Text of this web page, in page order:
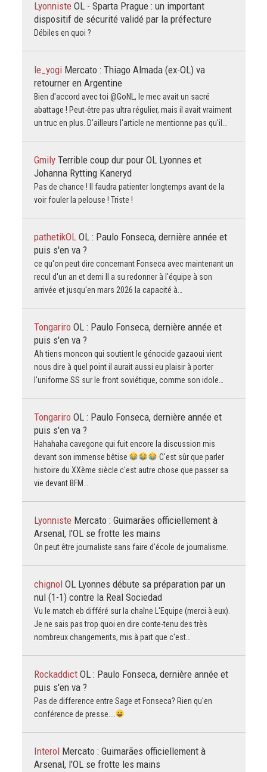
Lyonniste OL - Sparta Prague : un important
dispositif de sécurité validé par la préfecture
Débiles en quoi ?
le_yogi Mercato : Thiago Almada (ex-OL) va
retourner en Argentine
Bien d'accord avec toi @GoNL, le mec avait un sacré
abattage ! Peut-être pas ultra régulier, mais il avait vraiment
un truc en plus. D'ailleurs l'article ne mentionne pas qu'il…
Gmily Terrible coup dur pour OL Lyonnes et
Johanna Rytting Kaneryd
Pas de chance ! Il faudra patienter longtemps avant de la
voir fouler la pelouse ! Triste !
pathetikOL OL : Paulo Fonseca, dernière année et
puis s'en va ?
ce qu'on peut dire concernant Fonseca avec maintenant un
recul d'un an et demi Il a su redonner à l'équipe à son
arrivée et jusqu'en mars 2026 la capacité à…
Tongariro OL : Paulo Fonseca, dernière année et
puis s'en va ?
Ah tiens moncon qui soutient le génocide gazaoui vient
nous dire à quel point il aurait aussi eu plaisir à porter
l'uniforme SS sur le front soviétique, comme son idole…
Tongariro OL : Paulo Fonseca, dernière année et
puis s'en va ?
Hahahaha cavegone qui fuit encore la discussion mis
devant son immense bêtise
C'est sûr que parler
histoire du XXème siècle c'est autre chose que passer sa
vie devant BFM…
Lyonniste Mercato : Guimarães officiellement à
Arsenal, l'OL se frotte les mains
On peut être journaliste sans faire d'école de journalisme.
chignol OL Lyonnes débute sa préparation par un
nul (1-1) contre la Real Sociedad
Vu le match eb différé sur la chaîne L'Equipe (merci à eux).
Je ne sais pas trop quoi en dire conte-tenu des très
nombreux changements, mis à part que c'est…
Rockaddict OL : Paulo Fonseca, dernière année et
puis s'en va ?
Pas de difference entre Sage et Fonseca? Rien qu'en
conférence de presse....
Interol Mercato : Guimarães officiellement à
Arsenal, l'OL se frotte les mains